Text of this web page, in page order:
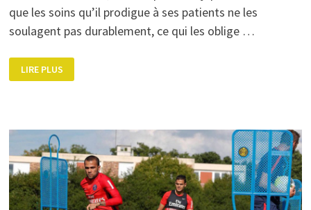
que les soins qu’il prodigue à ses patients ne les
soulagent pas durablement, ce qui les oblige …
PRINCIPES
DU
LIRE PLUS